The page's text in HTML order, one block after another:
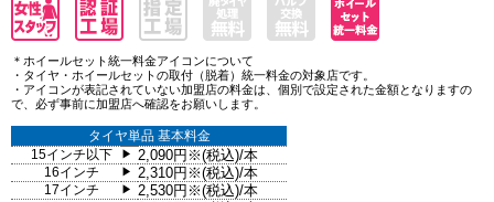
＊ホイールセット統一料金アイコンについて
・タイヤ・ホイールセットの取付（脱着）統一料金の対象店です。
・アイコンが表記されていない加盟店の料金は、個別で設定された金額となりますの
で、必ず事前に加盟店へ確認をお願いします。
タイヤ単品 基本料金
15インチ以下
▶ 2,090円※(税込)/本
16インチ ▶ 2,310円※(税込)/本
17インチ ▶ 2,530円※(税込)/本